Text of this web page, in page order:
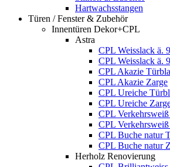
Hartwachsstangen
Türen / Fenster & Zubehör
Innentüren Dekor+CPL
Astra
CPL Weisslack ä.
CPL Weisslack ä.
CPL Akazie
CPL Akazie Zarge
CPL Ureiche
CPL Ureiche
CPL
CPL
CPL Buche natur
CPL Buche natur
Herholz Renovierung